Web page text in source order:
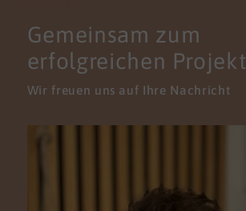
Gemeinsam zum
erfolgreichen Projekt
Wir freuen uns auf Ihre Nachricht